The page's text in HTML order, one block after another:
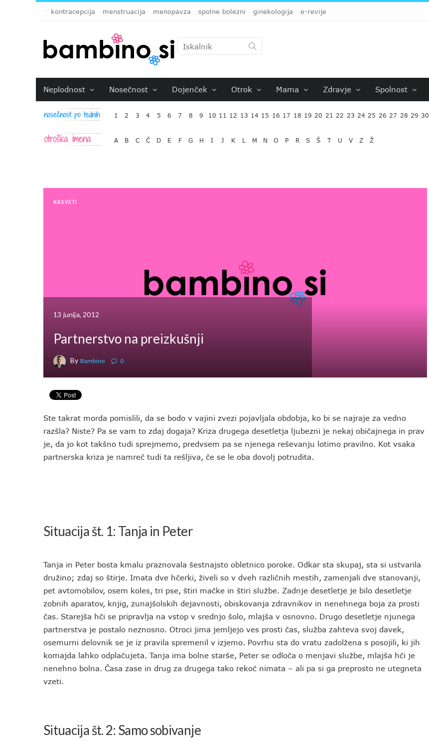
kontracepcija menstruacija menopavza spolne bolezni ginekologija e-revije
Neplodnost Nosečnost Dojenček Otrok Mama Zdravje Spolnost
1 2 3 4 5 6 7 8 9 10 11 12 13 14 15 16 17 18 19 20 21 22 23 24 25 26 27 28 29 30
A B C Č D E F G H I J K L M N O P R S Š T U V Z Ž
NASVETI
13 junija, 2012
Partnerstvo na preizkušnji
By Bambino 0
Ste takrat morda pomislili, da se bodo v vajini zvezi pojavljala obdobja, ko bi se najraje za vedno
razšla? Niste? Pa se vam to zdaj dogaja? Kriza drugega desetletja ljubezni je nekaj običajnega in prav
je, da jo kot takšno tudi sprejmemo, predvsem pa se njenega reševanju lotimo pravilno. Kot vsaka
partnerska kriza je namreč tudi ta rešljiva, če se le oba dovolj potrudita.
Situacija št. 1: Tanja in Peter
Tanja in Peter bosta kmalu praznovala šestnajsto obletnico poroke. Odkar sta skupaj, sta si ustvarila
družino; zdaj so štirje. Imata dve hčerki, živeli so v dveh različnih mestih, zamenjali dve stanovanji,
pet avtomobilov, osem koles, tri pse, štiri mačke in štiri službe. Zadnje desetletje je bilo desetletje
zobnih aparatov, knjig, zunajšolskih dejavnosti, obiskovanja zdravnikov in nenehnega boja za prosti
čas. Starejša hči se pripravlja na vstop v srednjo šolo, mlajša v osnovno. Drugo desetletje njunega
partnerstva je postalo neznosno. Otroci jima jemljejo ves prosti čas, služba zahteva svoj davek,
osemurni delovnik se je iz pravila spremenil v izjemo. Povrhu sta do vratu zadolžena s posojili, ki jih
komajda lahko odplačujeta. Tanja ima bolne starše, Peter se odloča o menjavi službe, mlajša hči je
nenehno bolna. Časa zase in drug za drugega tako rekoč nimata – ali pa si ga preprosto ne utegneta
vzeti.
Situacija št. 2: Samo sobivanje